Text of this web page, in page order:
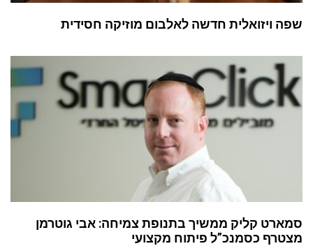
שפה ויזואלית חדשה לאלבום מוזיקה חסידית
סמארט קליק ממשיך בתנופת צמיחה: אבי גוטרמן
מצטרף כסמנכ”ל פיתוח מקצועי